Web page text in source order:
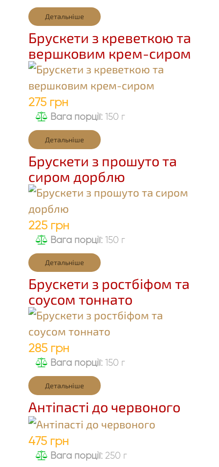
Детальніше
Брускети з креветкою та
вершковим крем-сиром
275 грн
Вага порції: 150 г
Детальніше
Брускети з прошуто та
сиром дорблю
225 грн
Вага порції: 150 г
Детальніше
Брускети з ростбіфом та
соусом тоннато
285 грн
Вага порції: 150 г
Детальніше
Антіпасті до червоного
475 грн
Вага порції: 250 г